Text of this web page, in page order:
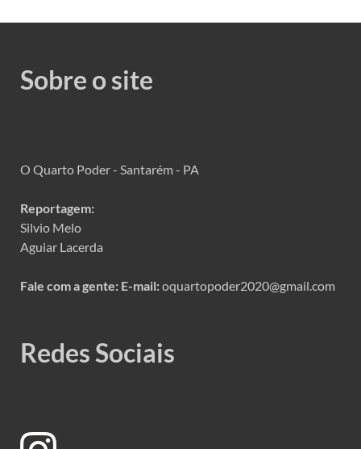
Sobre o site
O Quarto Poder - Santarém - PA
Reportagem:
Silvio Melo
Aguiar Lacerda
Fale com a gente: E-mail:oquartopoder2020@gmail.com
Redes Sociais